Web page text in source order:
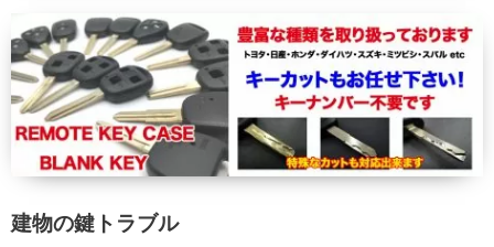
建物の鍵トラブル